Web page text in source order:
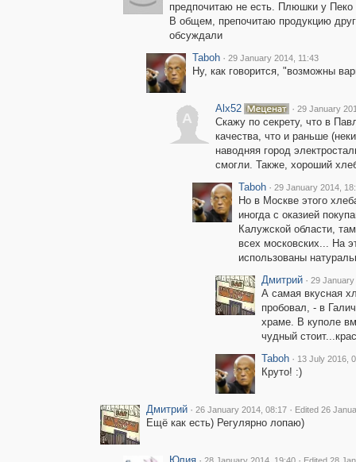
предпочитаю не есть. Плюшки у Пеко
В общем, препочитаю продукцию
обсуждали
Taboh · 29 January 2014, 11:43
Ну, как говорится, "возможны
A
Alx52 · 29 January
Скажу по секрету, что в
качества, что и раньше
наводняя город
смогли. Также, хороший
Taboh · 29 January 2014,
Но в Москве этого
иногда с оказией
Калужской области,
всех московских... На
использованы
Дмитрий · 29 January
А самая вкусная
пробовал, - в
храме. В куполе
чудный
Taboh · 13 July 2016,
Круто! :)
Дмитрий · 26 January 2014, 08:17 · Edited 26
Ещё как есть) Регулярно лопаю)